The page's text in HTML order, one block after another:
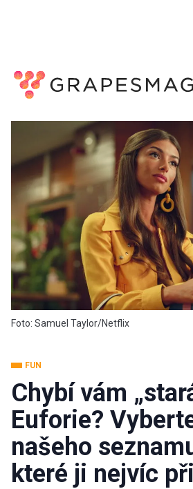
Foto: Samuel Taylor/Netflix
FUN
Chybí vám
Euforie?
našeho
které ji nejvíc